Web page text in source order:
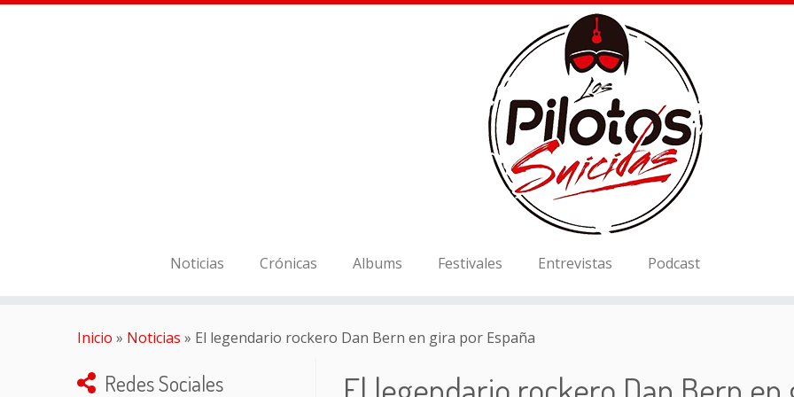
Noticias Crónicas Albums Festivales Entrevistas Podcast
Inicio » Noticias » El legendario rockero Dan Bern en gira por España
Redes Sociales